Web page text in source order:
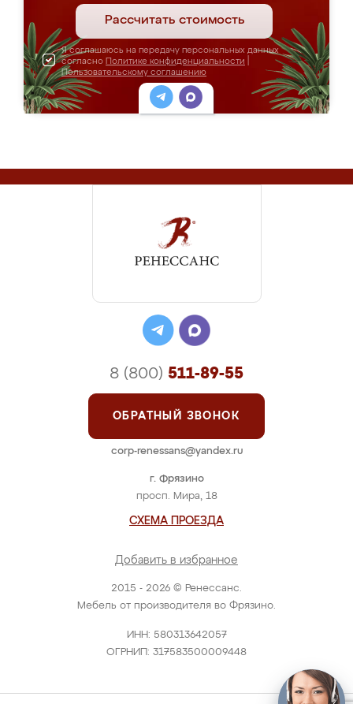
Рассчитать стоимость
Я соглашаюсь на передачу персональных данных
согласно Политике конфиденциальности
Пользовательскому соглашению
2015 - 2026 © Ренессанс.
Мебель от производителя во Фрязино.
ИНН: 580313642057
ОГРНИП: 317583500009448
г. Фрязино
просп. Мира, 18
СХЕМА ПРОЕЗДА
Добавить в избранное
8 (800) 511-89-55
ОБРАТНЫЙ ЗВОНОК
corp-renessans@yandex.ru